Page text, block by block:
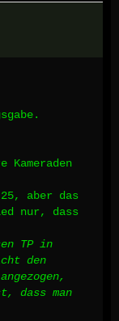
Kameraden
aber das
nur, dass
TP in
den
dass man